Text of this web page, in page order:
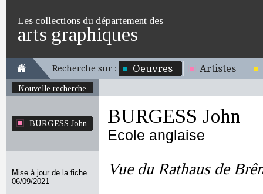
Les collections du département des
arts graphiques
Recherche sur : Oeuvres Artistes
Nouvelle recherche
BURGESS John
Mise à jour de la fiche
06/09/2021
BURGESS John
Ecole anglaise
Vue du Rathaus de